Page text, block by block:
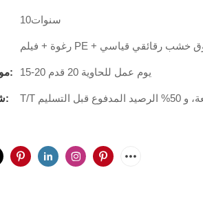
سنوات10
موعد التسليم: 15-20 يوم عمل للحاوية 20 قدم
شروط الدفع: